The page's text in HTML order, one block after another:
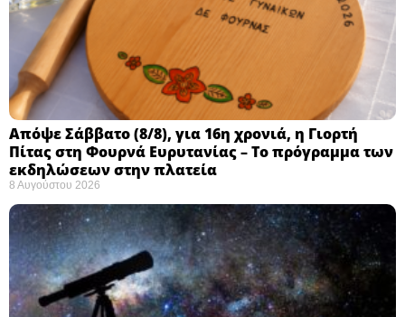
Απόψε Σάββατο (8/8), για 16η χρονιά, η Γιορτή
Πίτας στη Φουρνά Ευρυτανίας – Το πρόγραμμα των
εκδηλώσεων στην πλατεία
8 Αυγούστου 2026